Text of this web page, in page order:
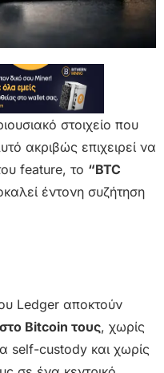
στοιχείο που
ακριβώς επιχειρεί να
feature, το “BTC
έντονη συζήτηση
Ledger αποκτούν
Bitcoin τους, χωρίς
self-custody και χωρίς